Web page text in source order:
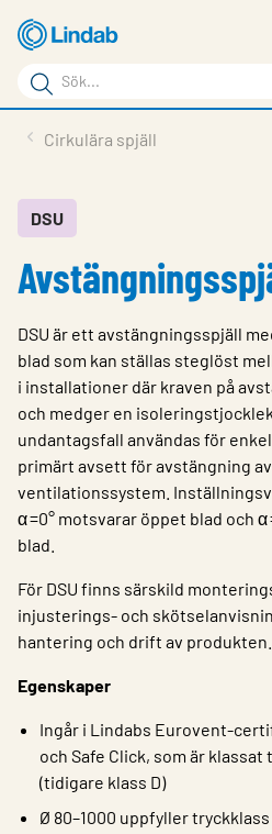
Hoppa
till
huvudinnehållet
Sökord
Sök
på
Service & Support
Hållbarhet
Kontakt
Choose languge
Sweden
Cirkulära spjäll
DSU
DSU är ett avstängningsspjäll
blad som kan ställas steglöst
i installationer där kraven på
och medger en isoleringstjocklek
undantagsfall användas för
primärt avsett för avstängning
ventilationssystem.
α =0° motsvarar öppet blad och
blad.
För DSU finns särskild
injusterings- och
hantering och drift av produkten.
Egenskaper
Ingår i Lindabs Eurovent-
och Safe Click, som är
(tidigare klass D)
Ø 80–1000 uppfyller